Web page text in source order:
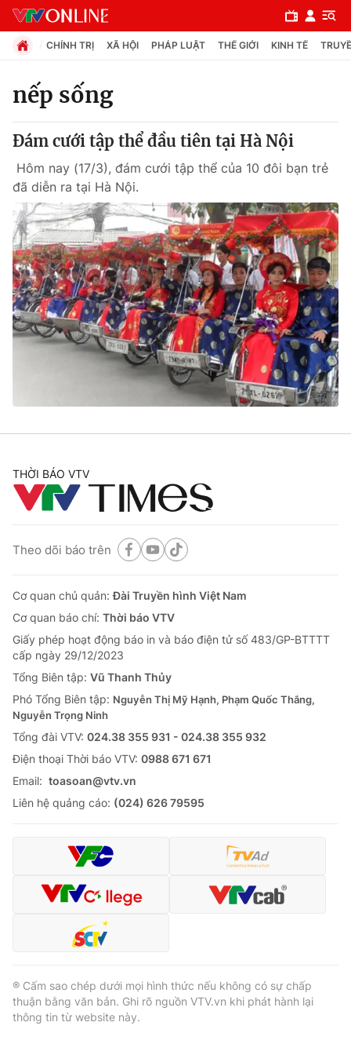
Chuyên mục
Xã hội
Pháp luật
Y tế
Thế giới
Thế giới đó đây
Câu chuyện quốc tế
Góc doanh nghiệp
Dữ liệu và đời sống
Truyền hình
Phim VTV
Khán giả
Giải sao mai
Điện ảnh
Sao
Du lịch
Làm đẹp
Chất lượng cuộc sống
Giáo dục
Tuyển sinh
Học trực tuyến
Công nghệ
Hitech Công nghệ tương lai
Sản phẩm
Thị trường
Tư vấn
Giao lưu trực tuyến
Lịch phát sóng
Chuyên mục khác
Photo Infographic
VTV Sức khoẻ
CHÍNH TRỊ XÃ HỘI PHÁP LUẬT THẾ GIỚI KINH TẾ
nếp sống
Đám cưới tập thể đầu tiên tại Hà Nội
Hôm nay (17/3), đám cưới tập thể của 10 đôi bạn trẻ
đã diễn ra tại Hà Nội.
THỜI BÁO VTV
Theo dõi báo trên
Cơ quan chủ quản:Đài Truyền hình Việt Nam
Cơ quan báo chí: Thời báo VTV
Giấy phép hoạt động báo in và báo điện tử số 483/GP-BTTTT
cấp ngày 29/12/2023
Tổng Biên tập: Vũ Thanh Thủy
Phó Tổng Biên tập: Nguyễn Thị Mỹ Hạnh, Phạm Quốc Thắng,
Nguyễn Trọng Ninh
Tổng đài VTV: 024.38 355 931 - 024.38 355 932
Ðiện thoại Thời báo VTV: 0988 671 671
Email: toasoan@vtv.vn
Liên hệ quảng cáo: (024) 626 79595
® Cấm sao chép dưới mọi hình thức nếu không có sự chấp
thuận bằng văn bản. Ghi rõ nguồn VTV.vn khi phát hành lại
thông tin từ website này.